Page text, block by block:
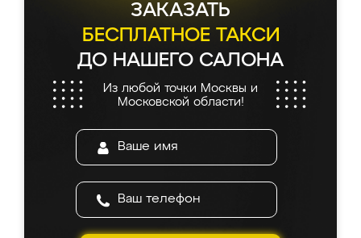
ЗАКАЗАТЬ
БЕСПЛАТНОЕ ТАКСИ
ДО НАШЕГО САЛОНА
Из любой точки Москвы и
Московской области!